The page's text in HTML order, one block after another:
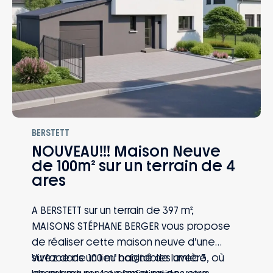
BERSTETT
NOUVEAU!!! Maison Neuve
de 100m² sur un terrain de 4
ares
A BERSTETT sur un terrain de 397 m²,
MAISONS STÉPHANE BERGER vous propose
de réaliser cette maison neuve d’une
surface de 100 m² habitables avec 3
Vivez dans un lieu baigné de lumière, où